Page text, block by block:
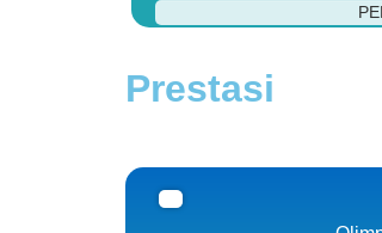
Prestasi